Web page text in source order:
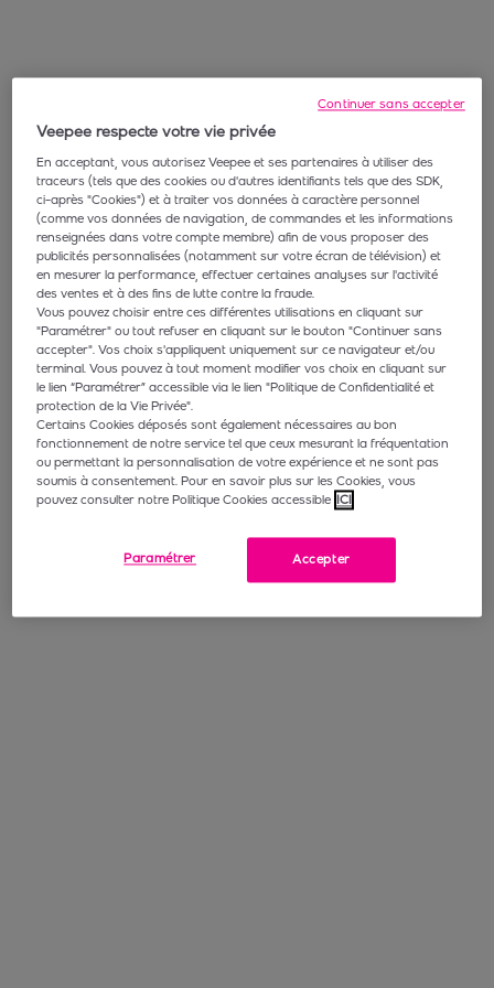
Veepee respecte votre vie privée
En acceptant, vous autorisez Veepee et ses partenaires à utiliser des
traceurs (tels que des cookies ou d'autres identifiants tels que des SDK,
ci-après "Cookies") et à traiter vos données à caractère personnel
(comme vos données de navigation, de commandes et les informations
renseignées dans votre compte membre) afin de vous proposer des
publicités personnalisées (notamment sur votre écran de télévision) et
en mesurer la performance, effectuer certaines analyses sur l'activité
des ventes et à des fins de lutte contre la fraude.
Vous pouvez choisir entre ces différentes utilisations en cliquant sur
"Paramétrer" ou tout refuser en cliquant sur le bouton "Continuer sans
accepter". Vos choix s'appliquent uniquement sur ce navigateur et/ou
terminal. Vous pouvez à tout moment modifier vos choix en cliquant sur
le lien “Paramétrer” accessible via le lien "Politique de Confidentialité et
protection de la Vie Privée".
Certains Cookies déposés sont également nécessaires au bon
fonctionnement de notre service tel que ceux mesurant la fréquentation
ou permettant la personnalisation de votre expérience et ne sont pas
soumis à consentement. Pour en savoir plus sur les Cookies, vous
pouvez consulter notre Politique Cookies accessible ICI
Accepter
Paramétrer
Continuer sans accepter